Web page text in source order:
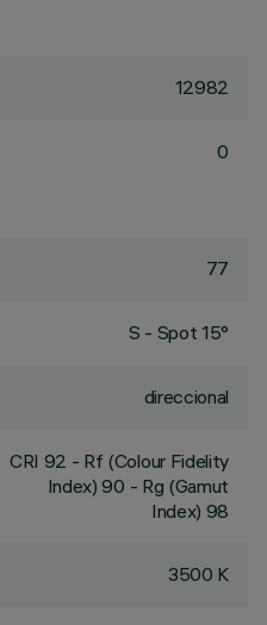
12982
0
77
S - Spot 15°
direccional
CRI 92 - Rf (Colour Fidelity
Index) 90 - Rg (Gamut
Index) 98
3500 K